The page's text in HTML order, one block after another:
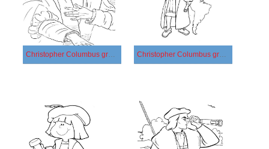
Christopher Columbus gratis afdrukbaar Christopher Columbus gratis voor kinderen